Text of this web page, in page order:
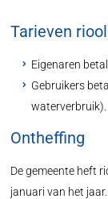
Tarieven
Eigenaren
Gebruikers
waterverbruik).
Ontheffing
De gemeente heft
januari van het